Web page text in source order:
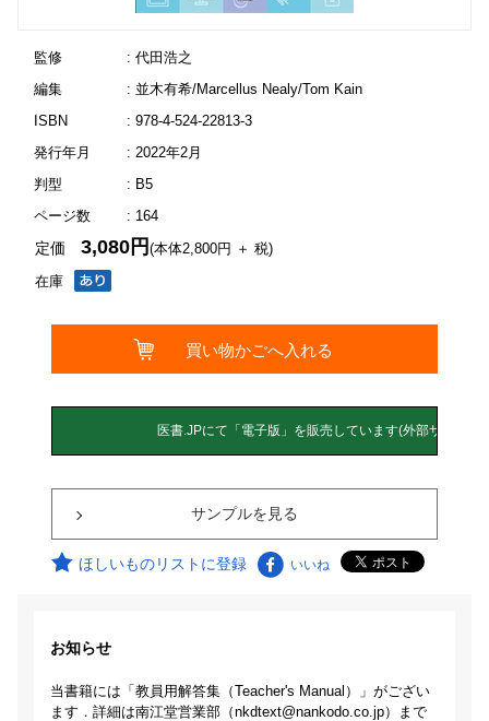
監修
: 代田浩之
編集
: 並木有希/Marcellus Nealy/Tom Kain
ISBN
: 978-4-524-22813-3
発行年月
: 2022年2月
判型
: B5
ページ数
: 164
在庫
定価3,080円(本体2,800円 ＋ 税)
サンプルを見る
ほしいものリストに登録 いいね
お知らせ
当書籍には「教員用解答集（Teacher's Manual）」がござい
ます．詳細は南江堂営業部（nkdtext@nankodo.co.jp）まで